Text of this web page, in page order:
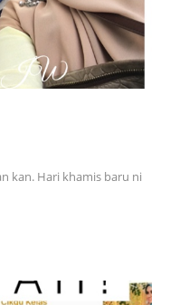
kan. Hari khamis baru ni